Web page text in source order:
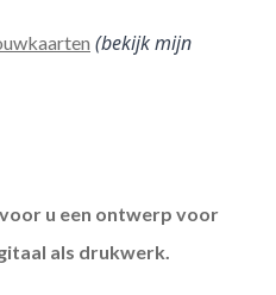
(bekijk mijn
u een ontwerp voor
als drukwerk.